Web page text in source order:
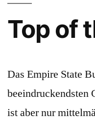
Top of
Das Empire State
beeindruckendsten
ist aber nur